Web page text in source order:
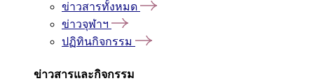
ข่าวสารทั้งหมด
ข่าวจุฬาฯ
ปฏิทินกิจกรรม
ข่าวสารและกิจกรรม